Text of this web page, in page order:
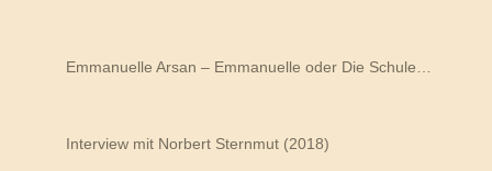
Emmanuelle Arsan – Emmanuelle oder Die Schule…
Interview mit Norbert Sternmut (2018)